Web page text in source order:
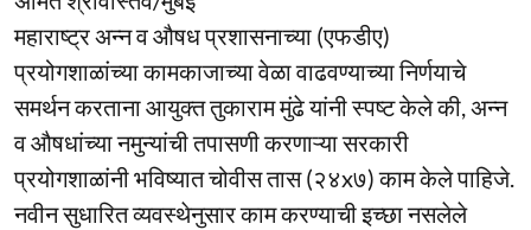
महाराष्ट्र अन्न व औषध प्रशासनाच्या (एफडीए)
प्रयोगशाळांच्या कामकाजाच्या वेळा वाढवण्याच्या निर्णयाचे
समर्थन करताना आयुक्त तुकाराम मुंढे यांनी स्पष्ट केले की, अन्न
व औषधांच्या नमुन्यांची तपासणी करणाऱ्या सरकारी
प्रयोगशाळांनी भविष्यात चोवीस तास (२४x७) काम केले पाहिजे.
नवीन सुधारित व्यवस्थेनुसार काम करण्याची इच्छा नसलेले